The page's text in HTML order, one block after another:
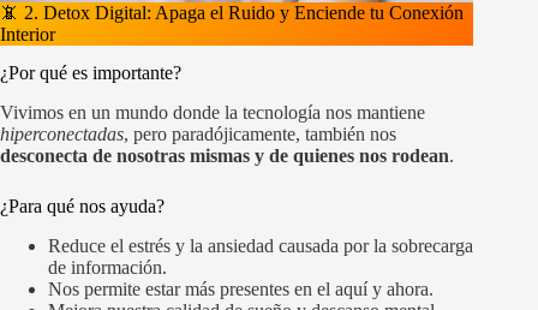
📵 2. Detox Digital: Apaga el Ruido y Enciende tu Conexión
Interior
¿Por qué es importante?
Vivimos en un mundo donde la tecnología nos mantiene
hiperconectadas, pero paradójicamente, también nos
desconecta de nosotras mismas y de quienes nos rodean.
¿Para qué nos ayuda?
Reduce el estrés y la ansiedad causada por la sobrecarga
de información.
Nos permite estar más presentes en el aquí y ahora.